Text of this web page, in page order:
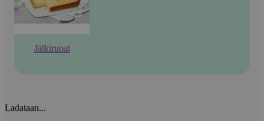
Jälkiruoat
Ladataan...